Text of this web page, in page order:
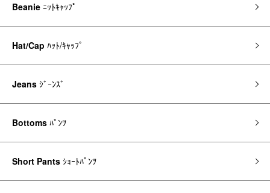
Beanie ﾆｯﾄｷｬｯﾌﾟ
Hat/Cap ﾊｯﾄ/ｷｬｯﾌﾟ
Jeans ｼﾞｰﾝｽﾞ
Bottoms ﾊﾟﾝﾂ
Short Pants ｼｮｰﾄﾊﾟﾝﾂ